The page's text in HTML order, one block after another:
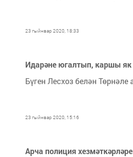
23 гыйнвар 2020, 18:33
Идарәне югалтып, каршы як
Бүген Лесхоз белән
23 гыйнвар 2020, 15:16
Арча полиция